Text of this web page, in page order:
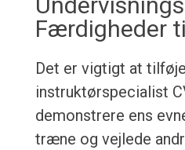
Færdigheder
Det er vigtigt at
instruktørspecialist
demonstrere ens
træne og vejlede